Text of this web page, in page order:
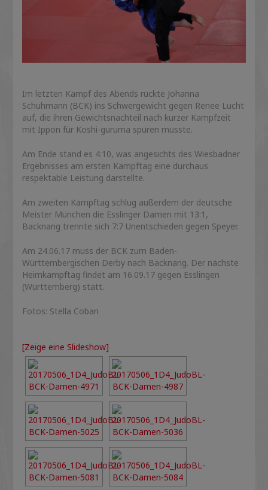
Im letzten Kampf des Abends rückte Johanna
Schuhmann (BCK) ins Schwergewicht gegen Renee Lucht
auf, die ihren Gewichtsnachteil nach kurzer Kampfzeit
mit Ippon für Koshi-guruma spüren musste.
Am Ende stand es 4:10, was angesichts des Wiesbadner
Ergebnisses am ersten Kampftag eine durchaus
respektable Leistung darstellte.
Am zweiten Kampftag schlug außerdem der deutsche
Meister München die Esslinger Damen mit 13:1,
Backnang trennte sich 7:7 Unentschieden gegen Speyer.
Am 24.06.17 muss der BCK zum Baden-
Württembergischen Derby nach Backnang. Der nächste
Heimkampftag findet am 16.09.17 gegen Esslingen
(Württemberg) statt.
Fotos: Stella Coban
[Zeige eine Slideshow]